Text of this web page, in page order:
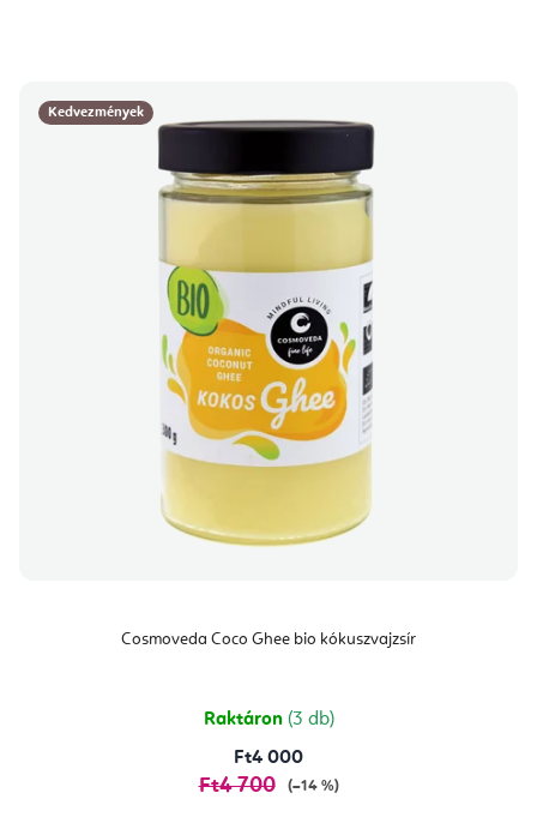
Kedvezmények
Cosmoveda Coco Ghee bio kókuszvajzsír
Raktáron (3 db)
Ft4 000
Ft4 700 (–14 %)